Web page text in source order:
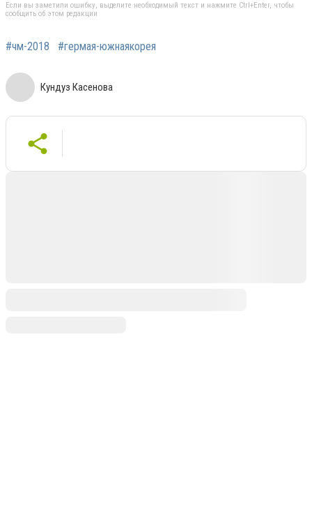
Если вы заметили ошибку, выделите необходимый текст и нажмите Ctrl+Enter, чтобы
сообщить об этом редакции
#чм-2018 #гермая-южнаякорея
Кундуз Касенова